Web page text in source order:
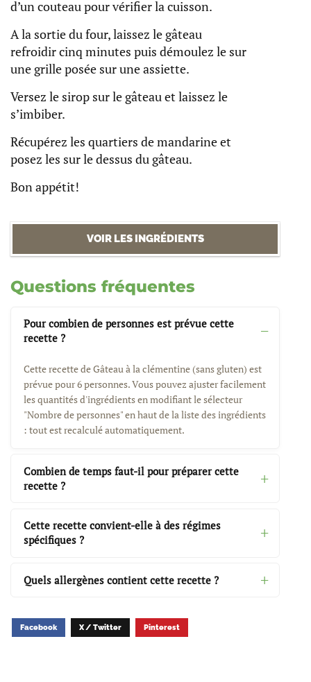
d’un couteau pour vérifier la cuisson.
A la sortie du four, laissez le gâteau
refroidir cinq minutes puis démoulez le sur
une grille posée sur une assiette.
Versez le sirop sur le gâteau et laissez le
s’imbiber.
Récupérez les quartiers de mandarine et
posez les sur le dessus du gâteau.
Bon appétit!
VOIR LES INGRÉDIENTS
Questions fréquentes
Pour combien de personnes est prévue cette
recette ?
Cette recette de Gâteau à la clémentine (sans gluten) est
prévue pour 6 personnes. Vous pouvez ajuster facilement
les quantités d'ingrédients en modifiant le sélecteur
"Nombre de personnes" en haut de la liste des ingrédients
: tout est recalculé automatiquement.
Combien de temps faut-il pour préparer cette
recette ?
Cette recette convient-elle à des régimes
spécifiques ?
Quels allergènes contient cette recette ?
Facebook X / Twitter Pinterest